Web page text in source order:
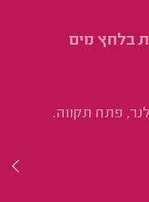
בלחץ מים
פתח תקווה.